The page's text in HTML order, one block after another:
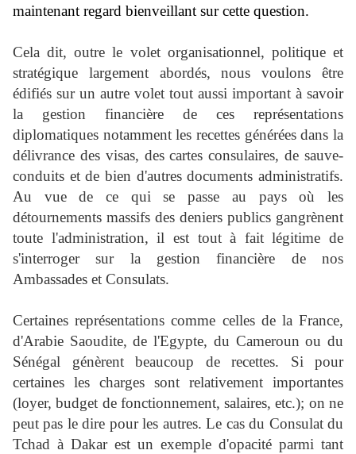
maintenant regard bienveillant sur cette question.
Cela dit, outre le volet organisationnel, politique et
stratégique largement abordés, nous voulons être
édifiés sur un autre volet tout aussi important à savoir
la gestion financière de ces représentations
diplomatiques notamment les recettes générées dans la
délivrance des visas, des cartes consulaires, de sauve-
conduits et de bien d'autres documents administratifs.
Au vue de ce qui se passe au pays où les
détournements massifs des deniers publics gangrènent
toute l'administration, il est tout à fait légitime de
s'interroger sur la gestion financière de nos
Ambassades et Consulats.
Certaines représentations comme celles de la France,
d'Arabie Saoudite, de l'Egypte, du Cameroun ou du
Sénégal génèrent beaucoup de recettes. Si pour
certaines les charges sont relativement importantes
(loyer, budget de fonctionnement, salaires, etc.); on ne
peut pas le dire pour les autres. Le cas du Consulat du
Tchad à Dakar est un exemple d'opacité parmi tant